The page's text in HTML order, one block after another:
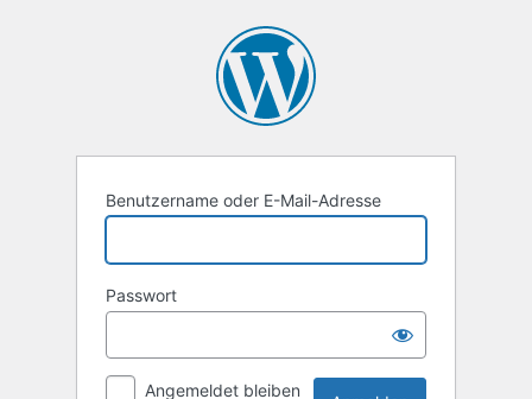
Benutzername oder E-Mail-Adresse
Passwort
Angemeldet bleiben